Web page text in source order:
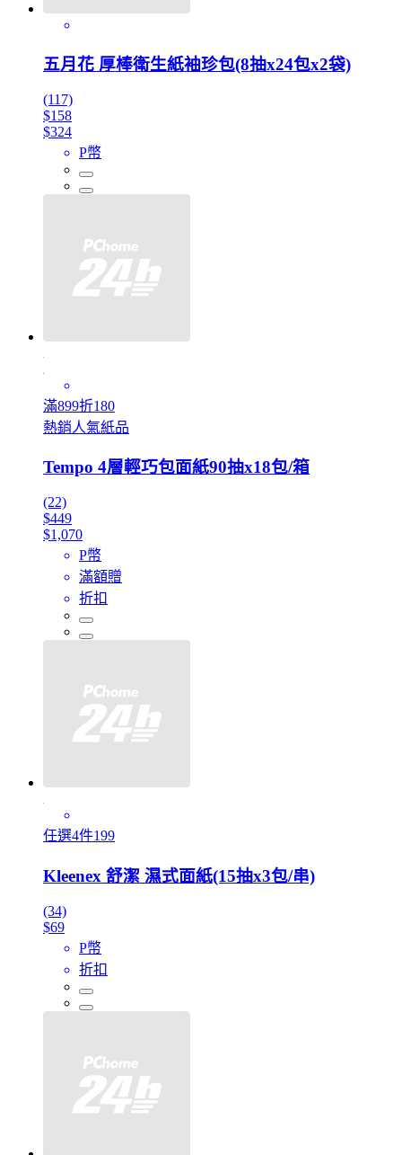
五月花 厚棒衛生紙袖珍包(8抽x24包x2袋)
(117)
$158
$324
P幣
滿899折180
熱銷人氣紙品
Tempo 4層輕巧包面紙90抽x18包/箱
(22)
$449
$1,070
P幣
滿額贈
折扣
任選4件199
Kleenex 舒潔 濕式面紙(15抽x3包/串)
(34)
$69
P幣
折扣